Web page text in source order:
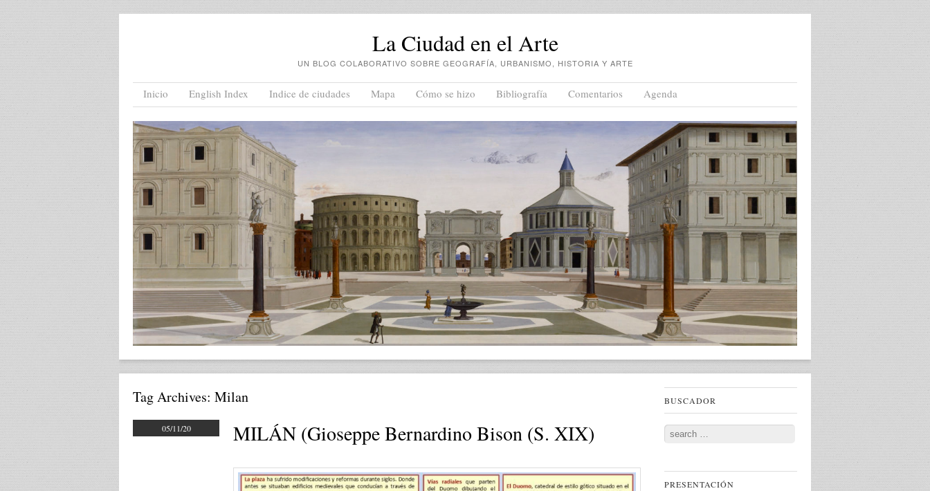
La Ciudad en el Arte
UN BLOG COLABORATIVO SOBRE GEOGRAFÍA, URBANISMO, HISTORIA Y ARTE
Menu
Skip to content
Inicio English Index Indice de ciudades Mapa Cómo se hizo Bibliografía Comentarios Agenda
Tag Archives: Milan
05/11/20 MILÁN (Gioseppe Bernardino Bison (s. XIX)
BUSCADOR
Search
PRESENTACIÓN